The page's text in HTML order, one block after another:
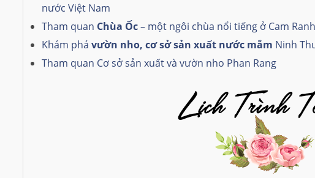
nước Việt Nam
Tham quan Chùa Ốc– một ngôi chùa nổi tiếng ở Cam Ranh
Khám phá vườn nho, cơ sở sản xuất nước mắm Ninh
Tham quan Cơ sở sản xuất và vườn nho Phan Rang